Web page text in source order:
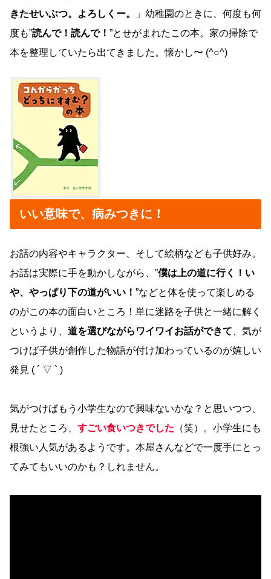
きたせいぶつ。よろしくー。
」幼稚園のときに、何度も何
度も”読んで！読んで！ ”とせがまれたこの本。家の掃除で
本を整理していたら出てきました。懐かし〜 (^○^)
いい意味で、病みつきに！
お話の内容やキャラクター、そして絵柄なども子供好み。
お話は実際に手を動かしながら、”僕は上の道に行く！い
や、やっぱり下の道がいい！ ”などと体を使って楽しめる
のがこの本の面白いところ！単に迷路を子供と一緒に解く
というより、 道を選びながらワイワイお話ができて 、気が
つけば子供が創作した物語が付け加わっているのが嬉しい
発見 ( ´ ▽ ` )
気がつけばもう小学生なので興味ないかな？と思いつつ、
見せたところ、 すごい食いつきでした （笑）。小学生にも
根強い人気があるようです。本屋さんなどで一度手にとっ
てみてもいいのかも？しれません。